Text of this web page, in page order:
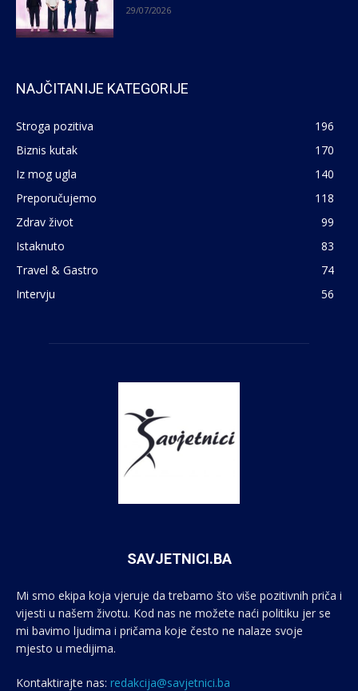
29/07/2026
NAJČITANIJE KATEGORIJE
Stroga pozitiva
196
Biznis kutak
170
Iz mog ugla
140
Preporučujemo
118
Zdrav život
99
Istaknuto
83
Travel & Gastro
74
Intervju
56
SAVJETNICI.BA
Mi smo ekipa koja vjeruje da trebamo što više pozitivnih priča i
vijesti u našem životu. Kod nas ne možete naći politiku jer se
mi bavimo ljudima i pričama koje često ne nalaze svoje
mjesto u medijima.
Kontaktirajte nas: redakcija@savjetnici.ba